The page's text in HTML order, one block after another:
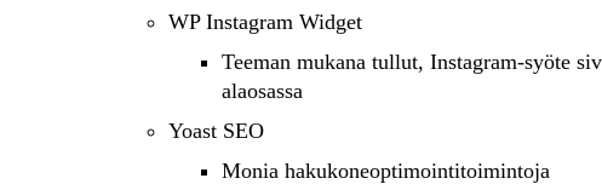
WP Instagram Widget
Teeman mukana tullut, Instagram-syöte
alaosassa
Yoast SEO
Monia hakukoneoptimointitoimintoja